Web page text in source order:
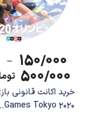
۱۵۰/۰۰۰ –
۵۰۰/۰۰۰
Games Tokyo 2020...